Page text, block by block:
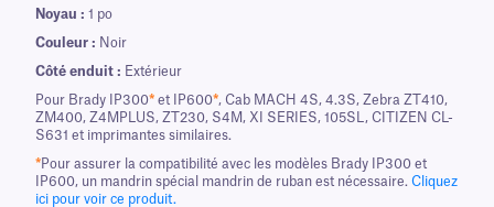
Noyau : 1 po
Couleur : Noir
Côté enduit : Extérieur
Pour Brady IP300* et IP600*, Cab MACH 4S, 4.3S, Zebra ZT410,
ZM400, Z4MPLUS, ZT230, S4M, XI SERIES, 105SL, CITIZEN CL-
S631 et imprimantes similaires.
*Pour assurer la compatibilité avec les modèles Brady IP300 et
IP600, un mandrin spécial mandrin de ruban est nécessaire. Cliquez
ici pour voir ce produit.